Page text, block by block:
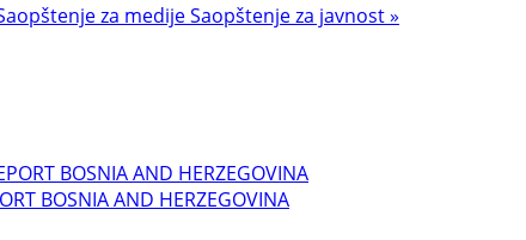
za medijeSaopštenje za javnost »
BOSNIA AND HERZEGOVINA